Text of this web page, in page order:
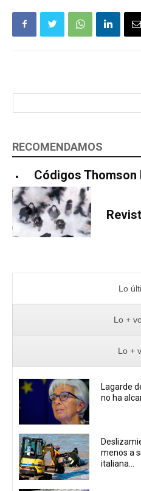
RECOMENDAMOS
Códigos Thomson
Lo
Lo +
Lo +
Lagarde
no ha
menos a
italiana...